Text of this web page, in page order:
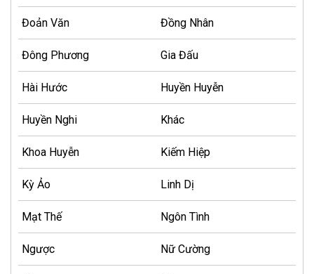
Đoản Văn Đồng Nhân
Đông Phương Gia Đấu
Hài Hước Huyền Huyễn
Huyền Nghi Khác
Khoa Huyễn Kiếm Hiệp
Kỳ Ảo Linh Dị
Mạt Thế Ngôn Tình
Ngược Nữ Cường